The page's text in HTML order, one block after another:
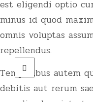
est eligendi optio
minus id quod
omnis voluptas
repellendus.
Temporibus autem
debitis aut rerum